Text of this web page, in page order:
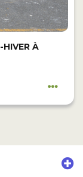
HIVER À